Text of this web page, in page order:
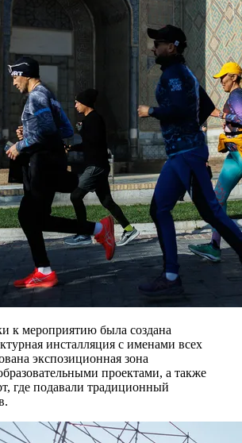
к мероприятию была создана
инсталляция с именами всех
экспозиционная зона
проектами, а также
где подавали традиционный